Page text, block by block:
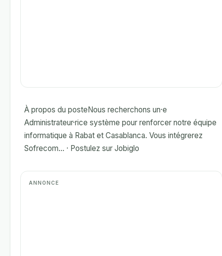
À propos du posteNous recherchons un·e
Administrateur·rice système pour renforcer notre équipe
informatique à Rabat et Casablanca. Vous intégrerez
Sofrecom... · Postulez sur Jobiglo